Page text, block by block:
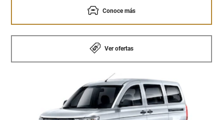
Conoce más
Ver ofertas